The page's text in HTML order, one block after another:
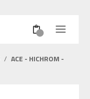
/ ACE - HICHROM -